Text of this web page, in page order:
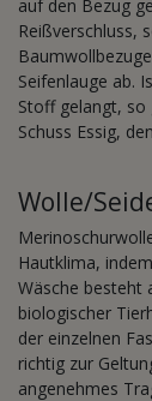
auf den Bezug
Reißverschluss,
Seifenlauge ab.
Stoff gelangt, so
Schuss Essig,
Wolle/
Hautklima,
Wäsche besteht
biologischer
der einzelnen
richtig zur
angenehmes